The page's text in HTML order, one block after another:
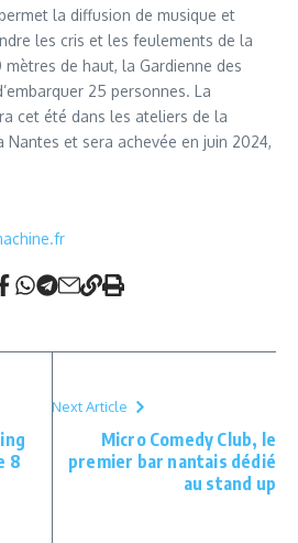
la diffusion de musique et
les cris et les feulements de la
de haut, la Gardienne des
25 personnes. La
cet été dans les ateliers de la
Nantes et sera achevée en juin 2024,
8
Next Article
Micro Comedy Club, le
premier bar nantais dédié
au stand up